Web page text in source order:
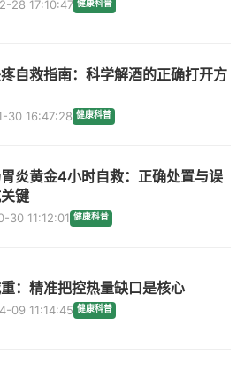
28 17:10:47 健康科普
自救指南：科学解酒的正确打开方
30 16:47:28 健康科普
炎黄金4小时自救：正确处置与误
键
30 11:12:01 健康科普
：精准把控热量缺口是核心
09 11:14:45 健康科普